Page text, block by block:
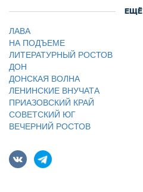
ЕЩЁ
ЛАВА
НА ПОДЪЕМЕ
ЛИТЕРАТУРНЫЙ РОСТОВ
ДОН
ДОНСКАЯ ВОЛНА
ЛЕНИНСКИЕ ВНУЧАТА
ПРИАЗОВСКИЙ КРАЙ
СОВЕТСКИЙ ЮГ
ВЕЧЕРНИЙ РОСТОВ